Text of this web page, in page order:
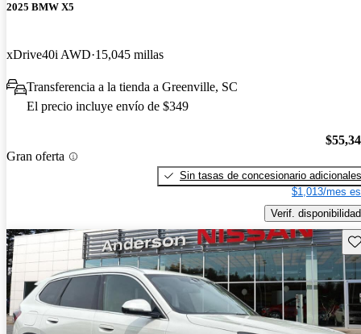
2025 BMW X5
xDrive40i AWD 15,045 millas
Transferencia a la tienda a Greenville, SC
El precio incluye envío de $349
Gran oferta
Sin tasas de concesionario adicionales
$1,013/mes
Verif. disponibilidad